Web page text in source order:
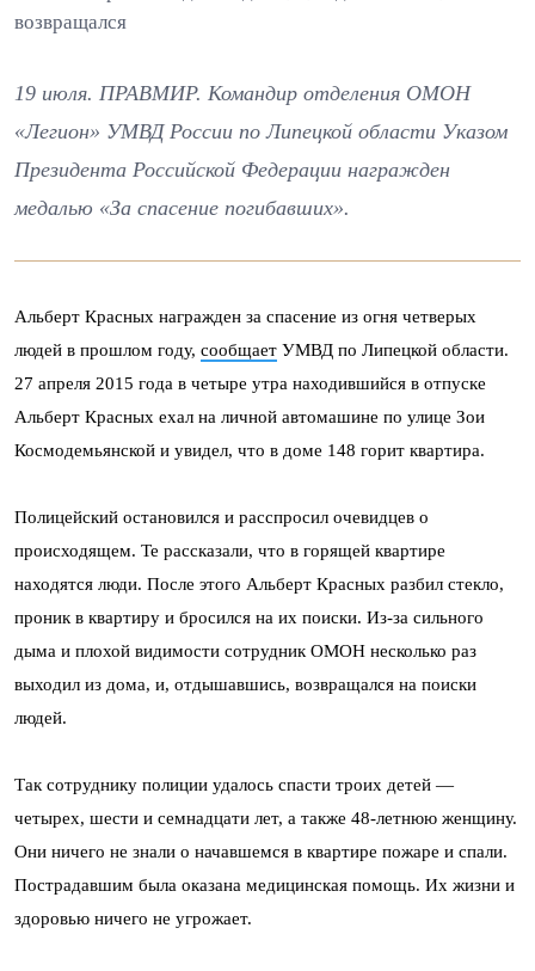
возвращался
19 июля. ПРАВМИР. Командир отделения ОМОН
«Легион» УМВД России по Липецкой области Указом
Президента Российской Федерации награжден
медалью «За спасение погибавших».
Альберт Красных награжден за спасение из огня четверых
людей в прошлом году, сообщает УМВД по Липецкой области.
27 апреля 2015 года в четыре утра находившийся в отпуске
Альберт Красных ехал на личной автомашине по улице Зои
Космодемьянской и увидел, что в доме 148 горит квартира.
Полицейский остановился и расспросил очевидцев о
происходящем. Те рассказали, что в горящей квартире
находятся люди. После этого Альберт Красных разбил стекло,
проник в квартиру и бросился на их поиски. Из-за сильного
дыма и плохой видимости сотрудник ОМОН несколько раз
выходил из дома, и, отдышавшись, возвращался на поиски
людей.
Так сотруднику полиции удалось спасти троих детей —
четырех, шести и семнадцати лет, а также 48-летнюю женщину.
Они ничего не знали о начавшемся в квартире пожаре и спали.
Пострадавшим была оказана медицинская помощь. Их жизни и
здоровью ничего не угрожает.